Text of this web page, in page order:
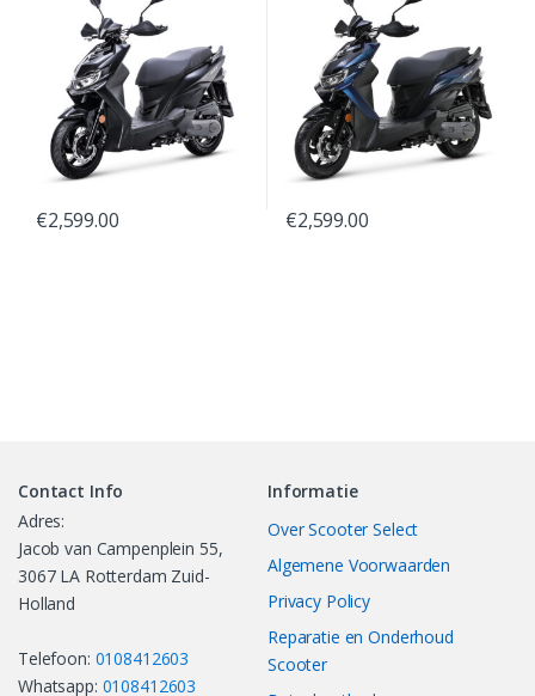
€2,599.00 €2,599.00
Contact Info
Adres:
Jacob van Campenplein 55,
3067 LA Rotterdam Zuid-
Holland
Telefoon: 0108412603
Whatsapp: 0108412603
Informatie
Over Scooter Select
Algemene Voorwaarden
Privacy Policy
Reparatie en Onderhoud
Scooter